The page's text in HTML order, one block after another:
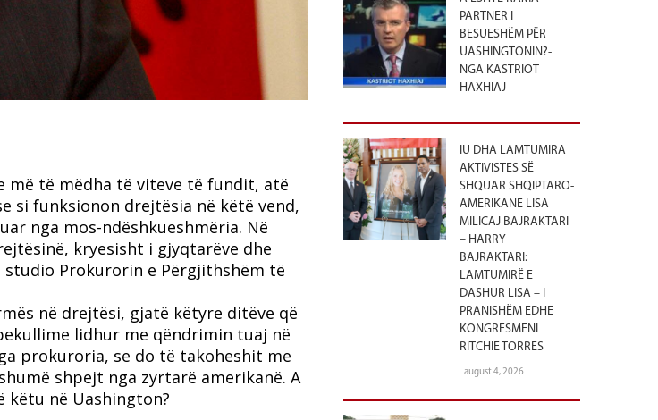
më të mëdha të viteve të fundit, atë
si funksionon drejtësia në këtë vend,
nga mos-ndëshkueshmëria. Në
kryesisht i gjyqtarëve dhe
Prokurorin e Përgjithshëm të
në drejtësi, gjatë këtyre ditëve që
lidhur me qëndrimin tuaj në
prokuroria, se do të takoheshit me
shpejt nga zyrtarë amerikanë. A
në Uashington?
PARTNER I
BESUESHËM PËR
UASHINGTONIN?-
NGA KASTRIOT
HAXHIAJ
IU DHA LAMTUMIRA
AKTIVISTES SË
SHQUAR SHQIPTARO-
AMERIKANE LISA
MILICAJ BAJRAKTARI
– HARRY
BAJRAKTARI:
LAMTUMIRË E
DASHUR LISA – I
PRANISHËM EDHE
KONGRESMENI
RITCHIE TORRES
august 4, 2026